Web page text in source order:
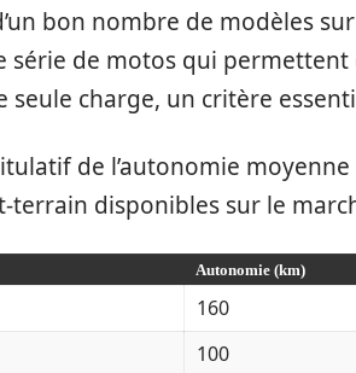
bon nombre de modèles
série de motos qui permettent
seule charge, un critère
de l’autonomie
disponibles sur le
Autonomie (km)
160
100